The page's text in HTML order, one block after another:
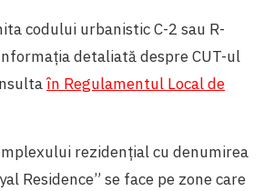
codului urbanistic C-2 sau R-
detaliată despre CUT-ul
în Regulamentul Local de
rezidențial cu denumirea
Residence” se face pe zone care